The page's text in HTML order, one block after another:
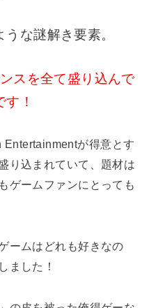
うな謎解き要素。
スを全て盛り込んで
す！
が得意とす
り込まれていて、題材は
ゲームファンにとっても
ームはどれも好きなの
ました！